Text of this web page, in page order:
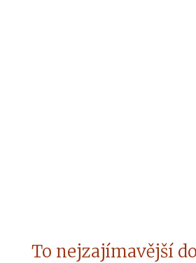
To nejzajímavější